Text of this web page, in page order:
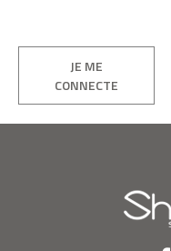
JE ME
CONNECTE